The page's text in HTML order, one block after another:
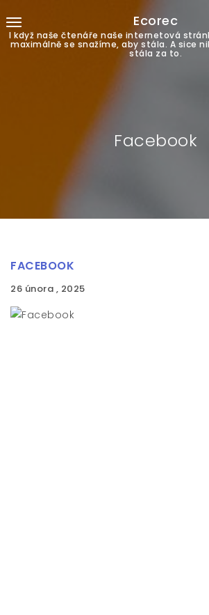
Ecorec
I když naše čtenáře naše internetová
maximálně se snažíme, aby stála. A sice
stála za to.
Facebook
FACEBOOK
26 února , 2025